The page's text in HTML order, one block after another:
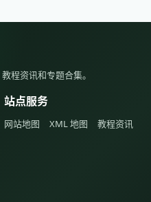
程资讯和专题合集。
站点服务
网站地图 XML 地图 教程资讯